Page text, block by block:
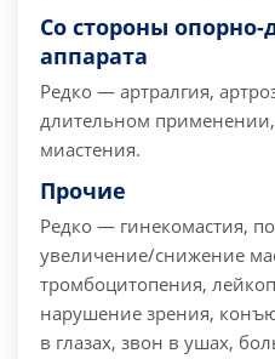
Со стороны опорно-
аппарата
Редко — артралгия,
длительном
миастения.
Прочие
Редко — гинекомастия,
увеличение/снижение
тромбоцитопения,
нарушение зрения,
в глазах, звон в ушах,